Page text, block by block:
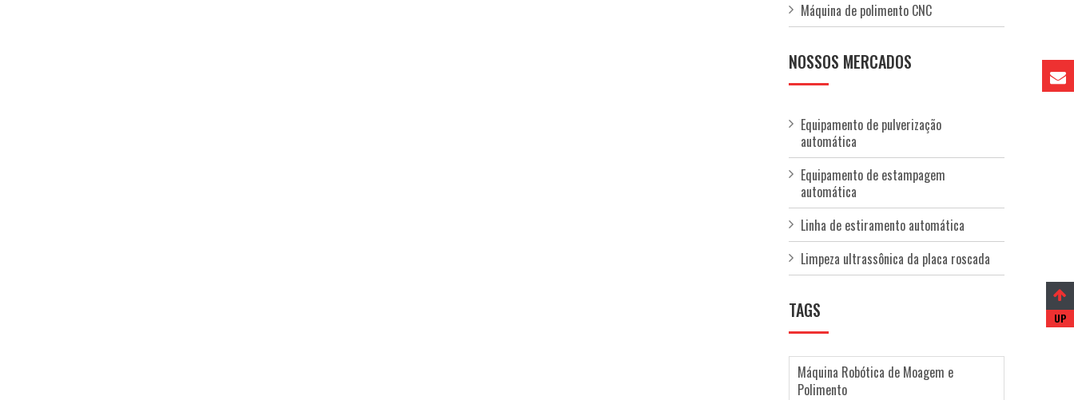
Máquina de polimento CNC
NOSSOS MERCADOS
Equipamento de pulverização
automática
Equipamento de estampagem
automática
Linha de estiramento automática
Limpeza ultrassônica da placa roscada
TAGS
Máquina Robótica de Moagem e
Polimento